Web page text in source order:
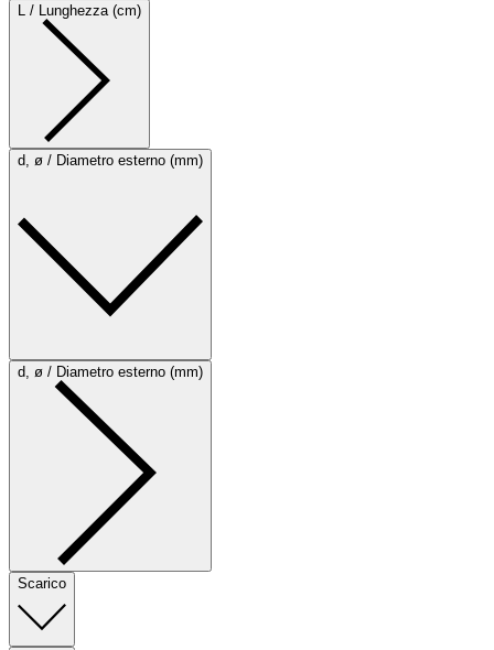
L / Lunghezza (cm)
d, ø / Diametro esterno (mm)
d, ø / Diametro esterno (mm)
Scarico